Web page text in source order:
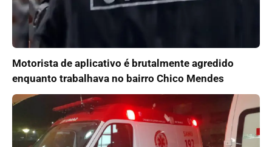
Motorista de aplicativo é brutalmente agredido
enquanto trabalhava no bairro Chico Mendes